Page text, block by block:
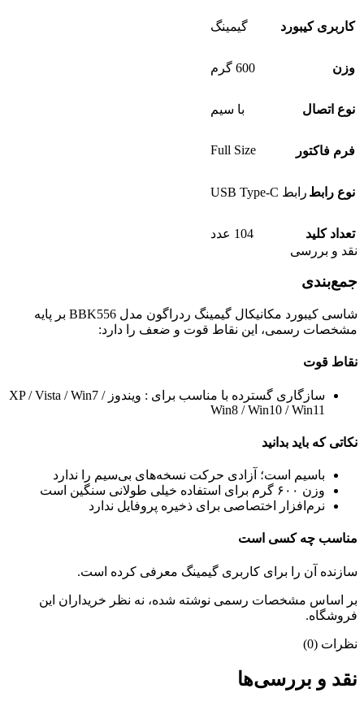
کاربری کیبورد گیمینگ
وزن 600 گرم
نوع اتصال با سیم
فرم فاکتور Full Size
نوع رابط رابط USB Type-C
تعداد کلید
104 عدد
نقد و بررسی
جمع‌بندی
شاسی کیبورد مکانیکال گیمینگ ردراگون مدل BBK556 بر پایه
مشخصات رسمی، این نقاط قوت و ضعف را دارد:
نقاط قوت
سازگاری گسترده با مناسب برای : ویندوز XP / Vista / Win7 /
Win8 / Win10 / Win11
نکاتی که باید بدانید
باسیم است؛ آزادی حرکت نسخه‌های بی‌سیم را ندارد
وزن ۶۰۰ گرم برای استفاده خیلی طولانی سنگین است
نرم‌افزار اختصاصی برای ذخیره پروفایل ندارد
مناسب چه کسی است
سازنده آن را برای کاربری گیمینگ معرفی کرده است.
بر اساس مشخصات رسمی نوشته شده، نه نظر خریداران این
فروشگاه.
نظرات (0)
نقد و بررسی‌ها